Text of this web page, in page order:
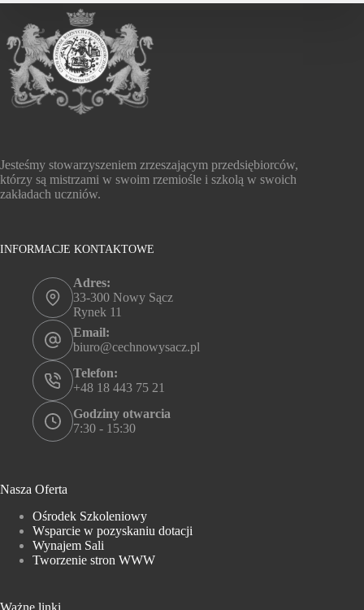
Jesteśmy stowarzyszeniem zrzeszającym przedsiębiorców,
którzy są mistrzami w swoim rzemiośle i szkolą w swoich
zakładach uczniów.
INFORMACJE KONTAKTOWE
Adres:
33-300 Nowy Sącz
Rynek 11
Email:
biuro@cechnowysacz.pl
Telefon:
+48 18 443 75 21
Godziny otwarcia
7:30 - 15:30
Nasza Oferta
Ośrodek Szkoleniowy
Wsparcie w pozyskaniu dotacji
Wynajem Sali
Tworzenie stron WWW
Ważne linki